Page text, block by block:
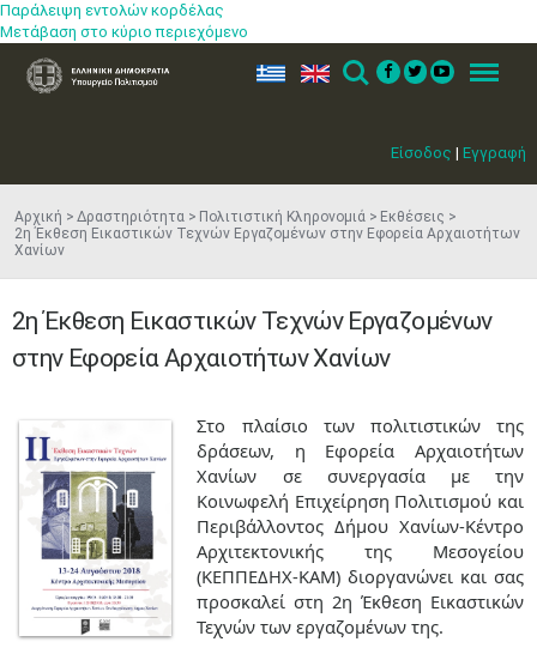
Παράλειψη εντολών κορδέλας
Μετάβαση στο κύριο περιεχόμενο
Είσοδος | Εγγραφή
ελ en Search Menu
Αρχική Δραστηριότητα Πολιτιστική Κληρονομιά
Εκθέσεις
2η Έκθεση Εικαστικών Τεχνών Εργαζομένων στην Εφορεία Αρχαιοτήτων
Χανίων
2η Έκθεση Εικαστικών Τεχνών Εργαζομένων
στην Εφορεία Αρχαιοτήτων Χανίων
Στο πλαίσιο των πολιτιστικών της
δράσεων, η Εφορεία Αρχαιοτήτων
Χανίων σε συνεργασία με την
Κοινωφελή Επιχείρηση Πολιτισμού και
Περιβάλλοντος Δήμου Χανίων-Κέντρο
Αρχιτεκτονικής της Μεσογείου
(ΚΕΠΠΕΔΗΧ-ΚΑΜ) διοργανώνει και σας
προσκαλεί στη 2η Έκθεση Εικαστικών
Τεχνών των εργαζομένων της.